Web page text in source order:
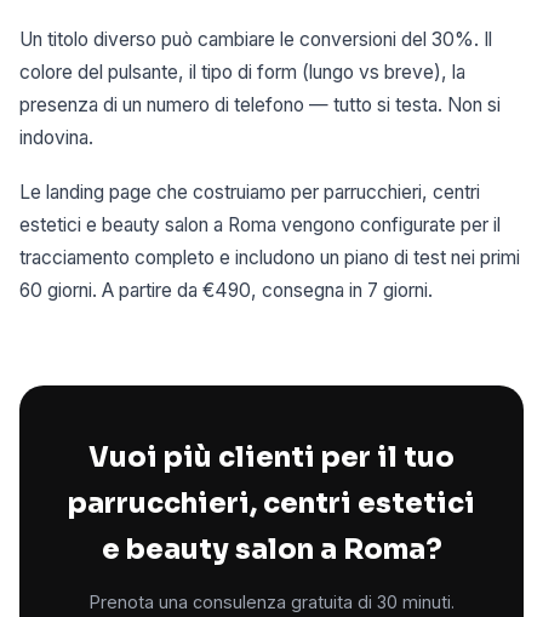
Un titolo diverso può cambiare le conversioni del 30%. Il
colore del pulsante, il tipo di form (lungo vs breve), la
presenza di un numero di telefono — tutto si testa. Non si
indovina.
Le landing page che costruiamo per parrucchieri, centri
estetici e beauty salon a Roma vengono configurate per il
tracciamento completo e includono un piano di test nei primi
60 giorni. A partire da €490, consegna in 7 giorni.
Vuoi più clienti per il tuo
parrucchieri, centri estetici
e beauty salon a Roma?
Prenota una consulenza gratuita di 30 minuti.